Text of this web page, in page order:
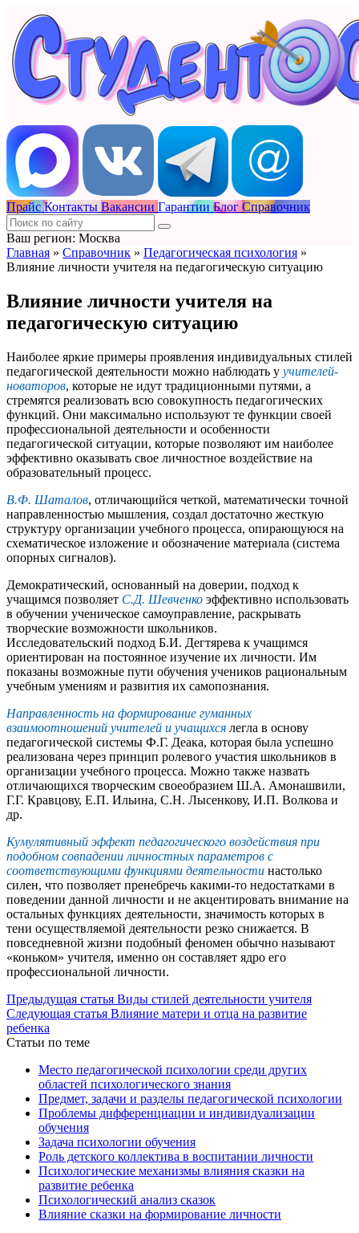
Прайс Контакты Вакансии Гарантии Блог Справочник
Ваш регион: Москва
Главная » Справочник » Педагогическая психология »
Влияние личности учителя на педагогическую ситуацию
Влияние личности учителя на
педагогическую ситуацию
Наиболее яркие примеры проявления индивидуальных стилей
педагогической деятельности можно наблюдать у учителей-
новаторов, которые не идут традиционными путями, а
стремятся реализовать всю совокупность педагогических
функций. Они максимально используют те функции своей
профессиональной деятельности и особенности
педагогической ситуации, которые позволяют им наиболее
эффективно оказывать свое личностное воздействие на
образовательный процесс.
В.Ф. Шаталов, отличающийся четкой, математически точной
направленностью мышления, создал достаточно жесткую
структуру организации учебного процесса, опирающуюся на
схематическое изложение и обозначение материала (система
опорных сигналов).
Демократический, основанный на доверии, подход к
учащимся позволяет С.Д. Шевченко эффективно использовать
в обучении ученическое самоуправление, раскрывать
творческие возможности школьников.
Исследовательский подход Б.И. Дегтярева к учащимся
ориентирован на постоянное изучение их личности. Им
показаны возможные пути обучения учеников рациональным
учебным умениям и развития их самопознания.
Направленность на формирование гуманных
взаимоотношений учителей и учащихся легла в основу
педагогической системы Ф.Г. Деака, которая была успешно
реализована через принцип ролевого участия школьников в
организации учебного процесса. Можно также назвать
отличающихся творческим своеобразием Ш.А. Амонашвили,
Г.Г. Кравцову, Е.П. Ильина, С.Н. Лысенкову, И.П. Волкова и
др.
Кумулятивный эффект педагогического воздействия при
подобном совпадении личностных параметров с
соответствующими функциями деятельности настолько
силен, что позволяет пренебречь какими-то недостатками в
поведении данной личности и не акцентировать внимание на
остальных функциях деятельности, значимость которых в
тени осуществляемой деятельности резко снижается. В
повседневной жизни подобный феномен обычно называют
«коньком» учителя, именно он составляет ядро его
профессиональной личности.
Предыдущая статья Виды стилей деятельности учителя
Следующая статья Влияние матери и отца на развитие
ребенка
Статьи по теме
Место педагогической психологии среди других
областей психологического знания
Предмет, задачи и разделы педагогической психологии
Проблемы дифференциации и индивидуализации
обучения
Задача психологии обучения
Роль детского коллектива в воспитании личности
Психологические механизмы влияния сказки на
развитие ребенка
Психологический анализ сказок
Влияние сказки на формирование личности